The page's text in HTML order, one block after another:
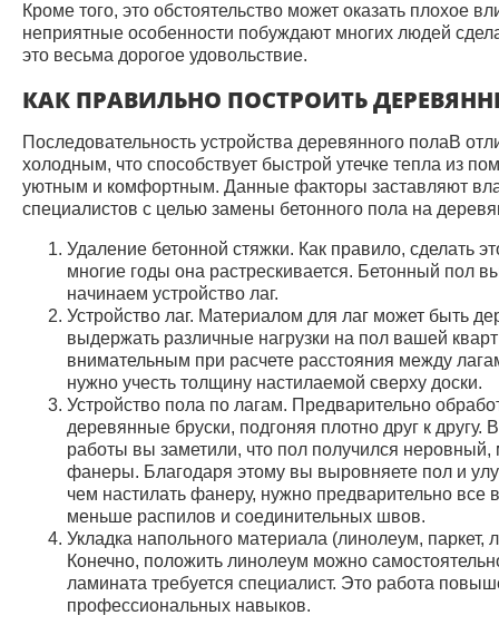
Кроме того, это обстоятельство может оказать плохое
неприятные особенности побуждают многих людей
это весьма дорогое удовольствие.
КАК ПРАВИЛЬНО ПОСТРОИТЬ
Последовательность устройства деревянного полаВ
холодным, что способствует быстрой утечке тепла из
уютным и комфортным. Данные факторы заставляют
специалистов с целью замены бетонного пола на
Удаление бетонной стяжки. Как правило, сделать
многие годы она растрескивается. Бетонный пол
начинаем устройство лаг.
Устройство лаг. Материалом для лаг может быть
выдержать различные нагрузки на пол вашей
внимательным при расчете расстояния между
нужно учесть толщину настилаемой сверху доски.
Устройство пола по лагам. Предварительно
деревянные бруски, подгоняя плотно друг к
работы вы заметили, что пол получился
фанеры. Благодаря этому вы выровняете пол и
чем настилать фанеру, нужно предварительно
меньше распилов и соединительных швов.
Укладка напольного материала (линолеум,
Конечно, положить линолеум можно
ламината требуется специалист. Это работа
профессиональных навыков.